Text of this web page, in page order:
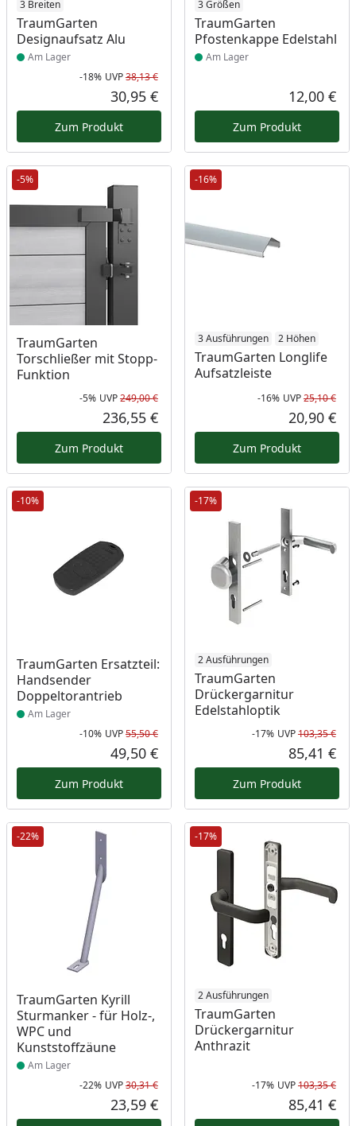
3 Breiten
TraumGarten
Designaufsatz Alu
Produkt am Lager
Am Lager
Rabatt in Prozent
-18%
Ursprünglicher Preis
UVP38,13 €
Aktueller Preis
30,95 €
Zum Produkt
3 Größen
TraumGarten
Pfostenkappe Edelstahl
Produkt am Lager
Am Lager
12,00 €
Zum Produkt
-5%
TraumGarten
Torschließer mit Stopp-
Funktion
Rabatt in Prozent
-5%
Ursprünglicher Preis
UVP249,00 €
Aktueller Preis
236,55 €
Zum Produkt
-16%
3 Ausführungen 2 Höhen
TraumGarten Longlife
Aufsatzleiste
-16% UVP25,10 €
20,90 €
Zum Produkt
-10%
TraumGarten Ersatzteil:
Handsender
Doppeltorantrieb
Produkt am Lager
Am Lager
Rabatt in Prozent
-10%
Ursprünglicher Preis
UVP55,50 €
Aktueller Preis
49,50 €
Zum Produkt
-17%
2 Ausführungen
TraumGarten
Drückergarnitur
Edelstahloptik
-17% UVP103,35 €
85,41 €
Zum Produkt
-22%
TraumGarten Kyrill
Sturmanker - für Holz-,
WPC und
Kunststoffzäune
Produkt am Lager
Am Lager
Rabatt in Prozent
-22%
Ursprünglicher Preis
UVP30,31 €
Aktueller Preis
23,59 €
-17%
2 Ausführungen
TraumGarten
Drückergarnitur
Anthrazit
-17% UVP103,35 €
85,41 €